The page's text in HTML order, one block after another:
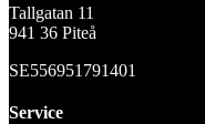
Tallgatan 11
941 36 Piteå
SE556951791401
Service